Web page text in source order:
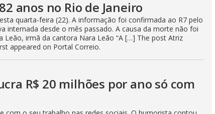
anos no Rio de Janeiro
quarta-feira (22). A informação foi confirmada ao R7 pelo
internada desde o mês passado. A causa da morte não foi
Leão, irmã da cantora Nara Leão “A […] The post Atriz
appeared on Portal Correio.
R$ 20 milhões por ano só com